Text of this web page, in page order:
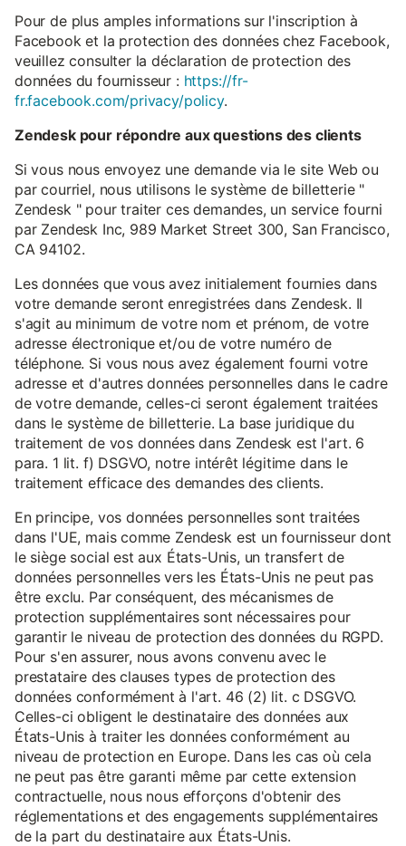
Pour de plus amples informations sur l'inscription à
Facebook et la protection des données chez Facebook,
veuillez consulter la déclaration de protection des
données du fournisseur : https://fr-
fr.facebook.com/privacy/policy.
Zendesk pour répondre aux questions des clients
Si vous nous envoyez une demande via le site Web ou
par courriel, nous utilisons le système de billetterie "
Zendesk " pour traiter ces demandes, un service fourni
par Zendesk Inc, 989 Market Street 300, San Francisco,
CA 94102.
Les données que vous avez initialement fournies dans
votre demande seront enregistrées dans Zendesk. Il
s'agit au minimum de votre nom et prénom, de votre
adresse électronique et/ou de votre numéro de
téléphone. Si vous nous avez également fourni votre
adresse et d'autres données personnelles dans le cadre
de votre demande, celles-ci seront également traitées
dans le système de billetterie. La base juridique du
traitement de vos données dans Zendesk est l'art. 6
para. 1 lit. f) DSGVO, notre intérêt légitime dans le
traitement efficace des demandes des clients.
En principe, vos données personnelles sont traitées
dans l'UE, mais comme Zendesk est un fournisseur dont
le siège social est aux États-Unis, un transfert de
données personnelles vers les États-Unis ne peut pas
être exclu. Par conséquent, des mécanismes de
protection supplémentaires sont nécessaires pour
garantir le niveau de protection des données du RGPD.
Pour s'en assurer, nous avons convenu avec le
prestataire des clauses types de protection des
données conformément à l'art. 46 (2) lit. c DSGVO.
Celles-ci obligent le destinataire des données aux
États-Unis à traiter les données conformément au
niveau de protection en Europe. Dans les cas où cela
ne peut pas être garanti même par cette extension
contractuelle, nous nous efforçons d'obtenir des
réglementations et des engagements supplémentaires
de la part du destinataire aux États-Unis.